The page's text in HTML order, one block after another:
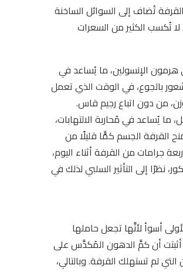
تُضاف إلى السوائل الساخنة
تُكسب الكثير من السعرات
الإنسولين، ما يُساعد في
بالجوع، في الوقت الذي تعمل
من دون اتباع رجيم قاس.
ما يُساعد في مُحاربة الالتهابات،
أجريت من قبل “جورنال أوف نوتريشون” في سنة 2008. كما تمنح القرفة الجسم كمًّا قليلًا من
جرامات من القرفة أثناء اليوم،
نظرًا إلى التأثير السلبي لذلك في
أسوأ لأنَّها تجعل حاملها
أثبتت أن كمَّ الدهون المُكدَّس على
لم تستهلك القرفة. وبالتالي،